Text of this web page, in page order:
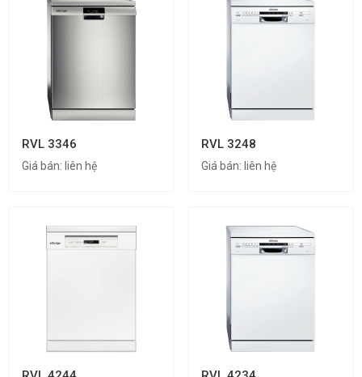
RVL 3346
Giá bán: liên hệ
RVL 3248
Giá bán: liên hệ